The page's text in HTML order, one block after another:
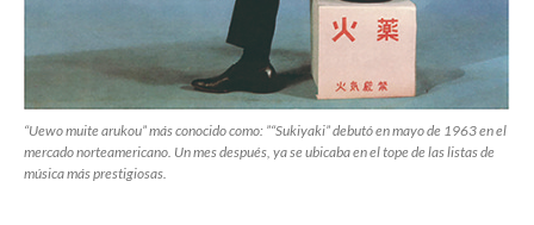
“Uewo muite arukou” más conocido como: ”“Sukiyaki” debutó en mayo de 1963 en el
mercado norteamericano. Un mes después, ya se ubicaba en el tope de las listas de
música más prestigiosas.